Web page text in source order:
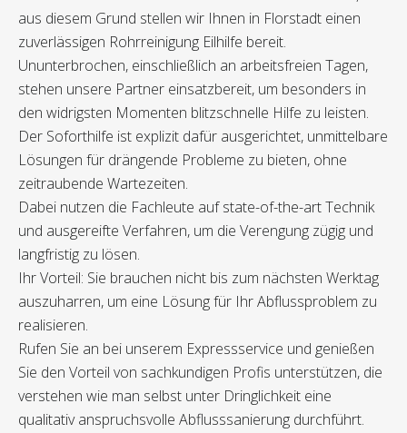
aus diesem Grund stellen wir Ihnen in Florstadt einen
zuverlässigen Rohrreinigung Eilhilfe bereit.
Ununterbrochen, einschließlich an arbeitsfreien Tagen,
stehen unsere Partner einsatzbereit, um besonders in
den widrigsten Momenten blitzschnelle Hilfe zu leisten.
Der Soforthilfe ist explizit dafür ausgerichtet, unmittelbare
Lösungen für drängende Probleme zu bieten, ohne
zeitraubende Wartezeiten.
Dabei nutzen die Fachleute auf state-of-the-art Technik
und ausgereifte Verfahren, um die Verengung zügig und
langfristig zu lösen.
Ihr Vorteil: Sie brauchen nicht bis zum nächsten Werktag
auszuharren, um eine Lösung für Ihr Abflussproblem zu
realisieren.
Rufen Sie an bei unserem Expressservice und genießen
Sie den Vorteil von sachkundigen Profis unterstützen, die
verstehen wie man selbst unter Dringlichkeit eine
qualitativ anspruchsvolle Abflusssanierung durchführt.